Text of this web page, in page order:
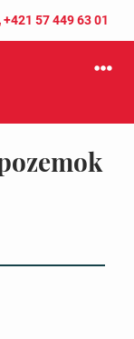
+421 57 449 63 01